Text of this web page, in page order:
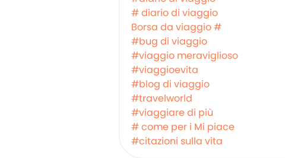
# diario di viaggio
Borsa da viaggio #
#bug di viaggio
#viaggio meraviglioso
#viaggioevita
#blog di viaggio
#travelworld
#viaggiare di più
# come per i Mi piace
#citazioni sulla vita